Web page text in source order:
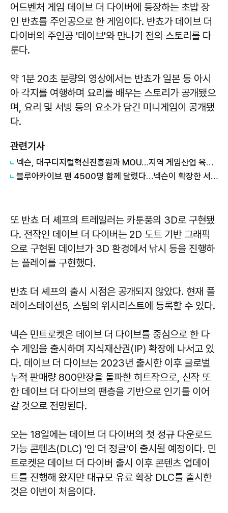
어드벤처 게임 데이브 더 다이버에 등장하는 초밥 장
인 반쵸를 주인공으로 한 게임이다. 반쵸가 데이브 더
다이버의 주인공 '데이브'와 만나기 전의 스토리를 다
룬다.
약 1분 20초 분량의 영상에서는 반쵸가 일본 등 아시
아 각지를 여행하며 요리를 배우는 스토리가 공개됐으
며, 요리 및 서빙 등의 요소가 담긴 미니게임이 공개됐
다.
관련기사
넥슨, 대구디지털혁신진흥원과 MOU…지역 게임산업 육성 나선다
블루아카이브 팬 4500명 함께 달렸다…넥슨이 확장한 서브컬처 게임 문화
또 반쵸 더 셰프의 트레일러는 카툰풍의 3D로 구현됐
다. 전작인 데이브 더 다이버는 2D 도트 기반 그래픽
으로 구현된 데이브가 3D 환경에서 낚시 등을 진행하
는 플레이를 구현했다.
반쵸 더 셰프의 출시 시점은 공개되지 않았다. 현재 플
레이스테이션5, 스팀의 위시리스트에 등록할 수 있다.
넥슨 민트로켓은 데이브 더 다이브를 중심으로 한 다
수 게임을 출시하며 지식재산권(IP) 확장에 나서고 있
다. 데이브 더 다이브는 2023년 출시한 이후 글로벌
누적 판매량 800만장을 돌파한 히트작으로, 신작 또
한 데이브 더 다이브의 팬층을 기반으로 인기를 이어
갈 것으로 전망된다.
오는 18일에는 데이브 더 다이버의 첫 정규 다운로드
가능 콘텐츠(DLC) '인 더 정글'이 출시될 예정이다. 민
트로켓은 데이브 더 다이버 출시 이후 콘텐츠 업데이
트를 진행해 왔지만 대규모 유료 확장 DLC를 출시한
것은 이번이 처음이다.